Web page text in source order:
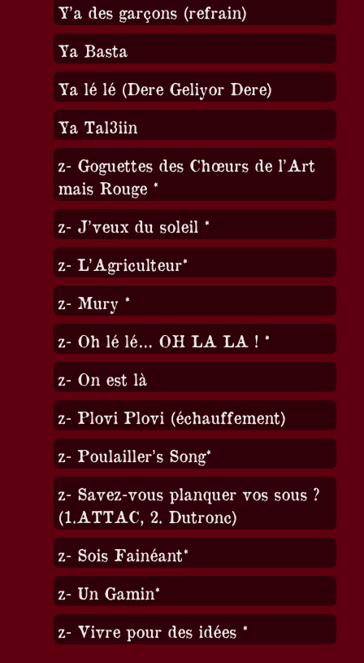
Y’a des garçons (refrain)
Ya Basta
Ya lé lé (Dere Geliyor Dere)
Ya Tal3iin
z- Goguettes des Chœurs de l’Art
mais Rouge *
z- J’veux du soleil *
z- L’Agriculteur*
z- Mury *
z- Oh lé lé… OH LA LA ! *
z- On est là
z- Plovi Plovi (échauffement)
z- Poulailler’s Song*
z- Savez-vous planquer vos sous ?
(1.ATTAC, 2. Dutronc)
z- Sois Fainéant*
z- Un Gamin*
z- Vivre pour des idées *